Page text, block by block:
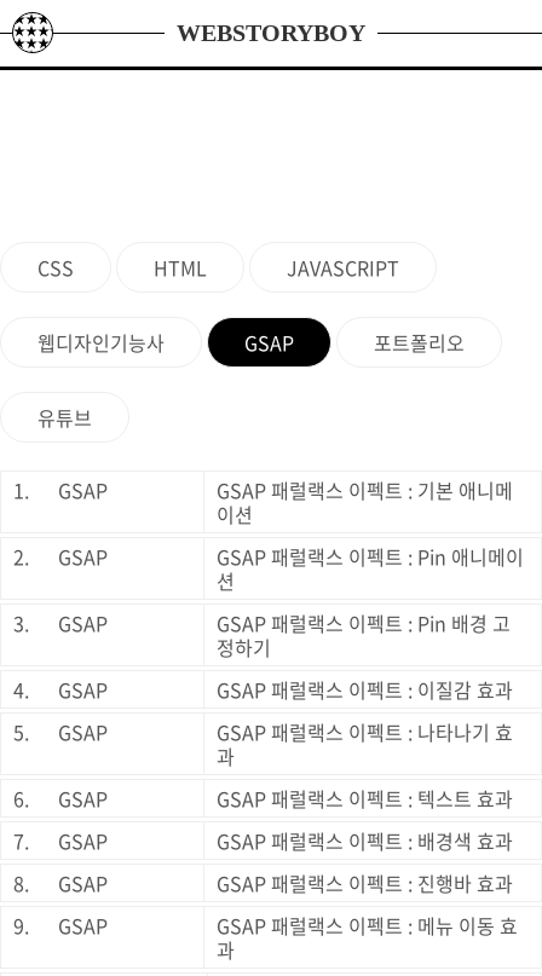
본문 바로가기
WEBSTORYBOY
CSS HTML JAVASCRIPT
웹디자인기능사 GSAP 포트폴리오
유튜브
1. GSAP
GSAP 패럴랙스 이펙트 : 기본 애니메
이션
2.
GSAP
GSAP 패럴랙스 이펙트 : Pin 애니메이
션
3.
GSAP
GSAP 패럴랙스 이펙트 : Pin 배경 고
정하기
4.
GSAP
GSAP 패럴랙스 이펙트 : 이질감 효과
5.
GSAP
GSAP 패럴랙스 이펙트 : 나타나기 효
과
6.
GSAP
GSAP 패럴랙스 이펙트 : 텍스트 효과
7.
GSAP
GSAP 패럴랙스 이펙트 : 배경색 효과
8.
GSAP
GSAP 패럴랙스 이펙트 : 진행바 효과
9.
GSAP
GSAP 패럴랙스 이펙트 : 메뉴 이동 효
과